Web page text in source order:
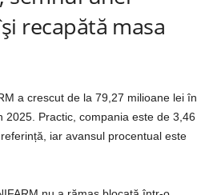
recapătă masa
a crescut de la 79,27 milioane lei în
2025. Practic, compania este de 3,46
iar avansul procentual este